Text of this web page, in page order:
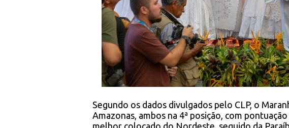
Segundo os dados divulgados pelo CLP, o
Amazonas, ambos na 4ª posição, com
melhor colocado do Nordeste, seguido da